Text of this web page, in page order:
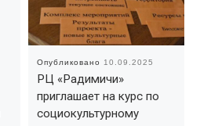
Опубликовано 10.09.2025
РЦ «Радимичи»
приглашает на курс по
социокультурному